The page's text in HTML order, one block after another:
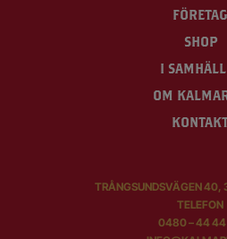
FÖRETAG
SHOP
I
OM
TRÅNGSUNDSVÄGEN
TELEFON
0480 – 44